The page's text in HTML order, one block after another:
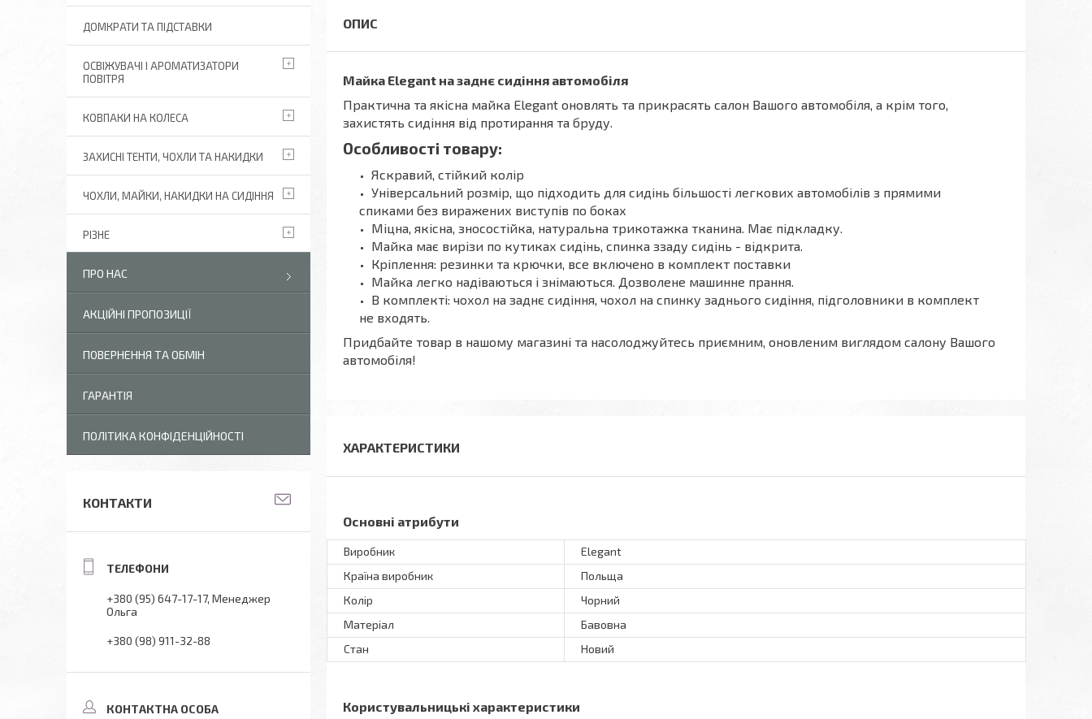
Майка Elegant на заднє сидіння автомобіля
Практична та якісна майка Elegant оновлять та прикрасять салон Вашого автомобіля, а крім того,
захистять сидіння від протирання та бруду.
Особливості товару:
Яскравий, стійкий колір
Універсальний розмір, що підходить для сидінь більшості легкових автомобілів з прямими
спиками без виражених виступів по боках
Міцна, якісна, зносостійка, натуральна трикотажка тканина. Має підкладку.
Майка має вирізи по кутиках сидінь, спинка ззаду сидінь - відкрита.
Кріплення: резинки та крючки, все включено в комплект поставки
Майка легко надіваються і знімаються. Дозволене машинне прання.
В комплекті: чохол на заднє сидіння, чохол на спинку заднього сидіння, підголовники в комплект
не входять.
Придбайте товар в нашому магазині та насолоджуйтесь приємним, оновленим виглядом салону Вашого
автомобіля!
ХАРАКТЕРИСТИКИ
Основні атрибути
Виробник
Elegant
Країна виробник
Польща
Колір
Чорний
Матеріал
Бавовна
Стан
Новий
Користувальницькі характеристики
ДОМКРАТИ ТА ПІДСТАВКИ
ОСВІЖУВАЧІ І АРОМАТИЗАТОРИ
ПОВІТРЯ
КОВПАКИ НА КОЛЕСА
ЗАХИСНІ ТЕНТИ, ЧОХЛИ ТА НАКИДКИ
ЧОХЛИ, МАЙКИ, НАКИДКИ НА СИДІННЯ
РІЗНЕ
ПРО НАС
АКЦІЙНІ ПРОПОЗИЦІЇ
ПОВЕРНЕННЯ ТА ОБМІН
ГАРАНТІЯ
ПОЛІТИКА КОНФІДЕНЦІЙНОСТІ
КОНТАКТИ
+380 (95) 647-17-17 Менеджер
Ольга
+380 (98) 911-32-88